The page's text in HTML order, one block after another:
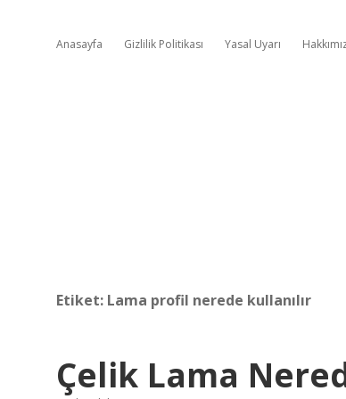
Anasayfa Gizlilik Politikası Yasal Uyarı
Etiket: Lama profil nerede kullanılır
Çelik Lama